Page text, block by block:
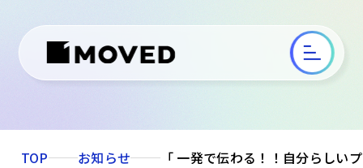
TOP お知らせ 「 一発で伝わる！！自分らしい